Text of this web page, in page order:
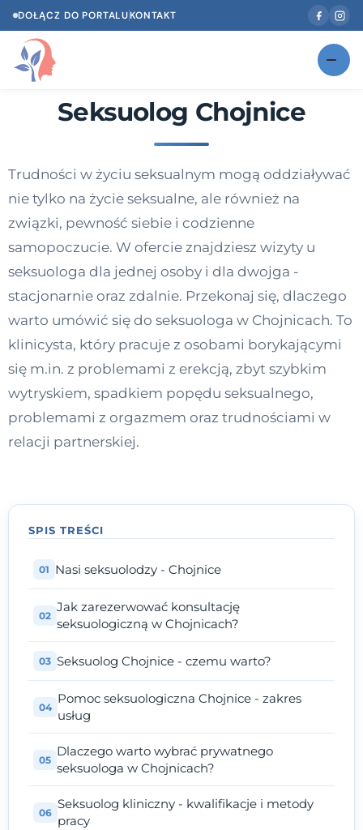
DOŁĄCZ DO PORTALUKONTAKT
Znajdź swojego specjalistęNOWOŚĆ
Według specjalizacji
Diagnozy psychologiczne
Testy psychologiczne
Dawka wiedzy
Dla specjalistów
Kontakt
Dołącz do portalu
Seksuolog Chojnice
Trudności w życiu seksualnym mogą oddziaływać
nie tylko na życie seksualne, ale również na
związki, pewność siebie i codzienne
samopoczucie. W ofercie znajdziesz wizyty u
seksuologa dla jednej osoby i dla dwojga -
stacjonarnie oraz zdalnie. Przekonaj się, dlaczego
warto umówić się do seksuologa w Chojnicach. To
klinicysta, który pracuje z osobami borykającymi
się m.in. z problemami z erekcją, zbyt szybkim
wytryskiem, spadkiem popędu seksualnego,
problemami z orgazmem oraz trudnościami w
relacji partnerskiej.
SPIS TREŚCI
Nasi seksuolodzy - Chojnice
Jak zarezerwować konsultację
seksuologiczną w Chojnicach?
Seksuolog Chojnice - czemu warto?
Pomoc seksuologiczna Chojnice - zakres
usług
Dlaczego warto wybrać prywatnego
seksuologa w Chojnicach?
Seksuolog kliniczny - kwalifikacje i metody
pracy